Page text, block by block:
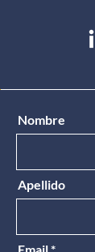
Nombre
Apellido